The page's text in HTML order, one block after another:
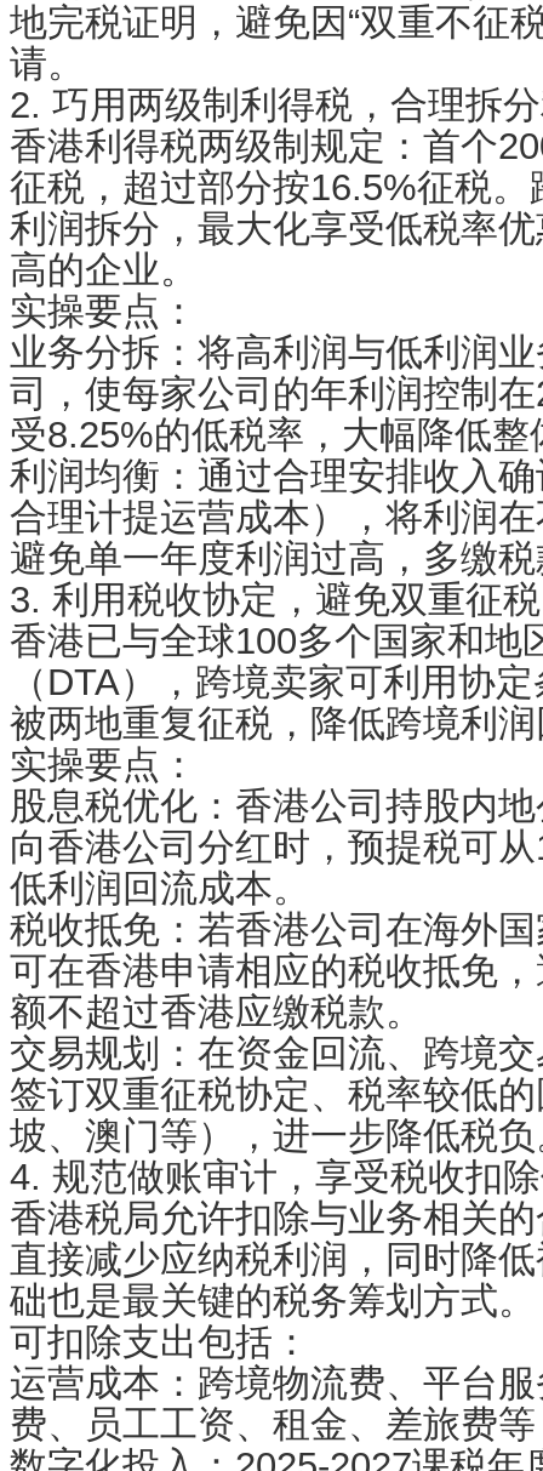
地完税证明，避免因“双重不征
请。
2. 巧用两级制利得税，合理拆
香港利得税两级制规定：首个
征税，超过部分按16.5%征税
利润拆分，最大化享受低税率
高的企业。
实操要点：
业务分拆：将高利润与低利润
司，使每家公司的年利润控制
受8.25%的低税率，大幅降低整
利润均衡：通过合理安排收入
合理计提运营成本），将利润
避免单一年度利润过高，多缴
3. 利用税收协定，避免双重征税
香港已与全球100多个国家和地
（DTA），跨境卖家可利用协
被两地重复征税，降低跨境利
实操要点：
股息税优化：香港公司持股内
向香港公司分红时，预提税可
低利润回流成本。
税收抵免：若香港公司在海外
可在香港申请相应的税收抵免
额不超过香港应缴税款。
交易规划：在资金回流、跨境
签订双重征税协定、税率较低
坡、澳门等），进一步降低税
4. 规范做账审计，享受税收扣
香港税局允许扣除与业务相关
直接减少应纳税利润，同时降
础也是最关键的税务筹划方式。
可扣除支出包括：
运营成本：跨境物流费、平台
费、员工工资、租金、差旅费